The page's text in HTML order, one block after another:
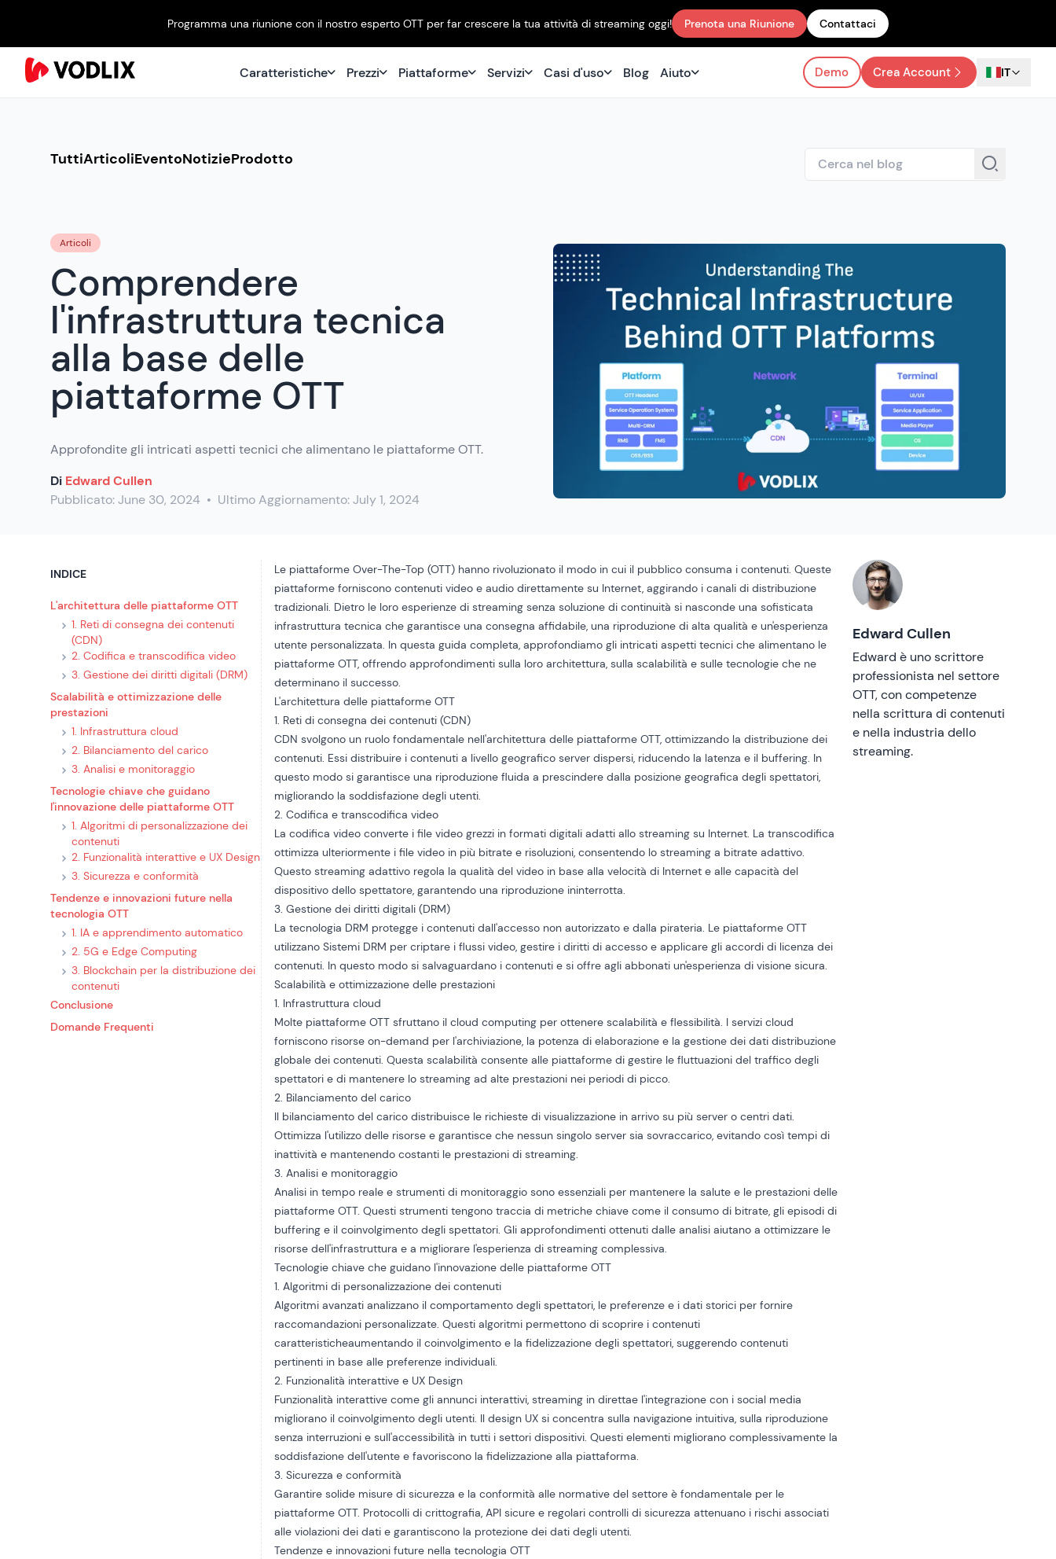
Programma una riunione con il nostro esperto OTT per far crescere la tua attività di streaming oggi! Prenota una Riunione Contattaci
Caratteristiche Prezzi Piattaforme Servizi Casi d'uso Blog Aiuto Demo Crea Account IT
TuttiArticoliEventoNotizieProdotto
Articoli
Comprendere
l'infrastruttura tecnica
alla base delle
piattaforme OTT
Approfondite gli intricati aspetti tecnici che alimentano le piattaforme OTT.
Di Edward Cullen
Pubblicato:June 30, 2024 • Ultimo Aggiornamento:July 1, 2024
INDICE
L'architettura delle piattaforme OTT
1. Reti di consegna dei contenuti
(CDN)
2. Codifica e transcodifica video
3. Gestione dei diritti digitali (DRM)
Scalabilità e ottimizzazione delle
prestazioni
1. Infrastruttura cloud
2. Bilanciamento del carico
3. Analisi e monitoraggio
Tecnologie chiave che guidano
l'innovazione delle piattaforme OTT
1. Algoritmi di personalizzazione dei
contenuti
2. Funzionalità interattive e UX Design
3. Sicurezza e conformità
Tendenze e innovazioni future nella
tecnologia OTT
1. IA e apprendimento automatico
2. 5G e Edge Computing
3. Blockchain per la distribuzione dei
contenuti
Conclusione
Domande Frequenti
Le piattaforme Over-The-Top (OTT) hanno rivoluzionato il modo in cui il pubblico consuma i contenuti. Queste
piattaforme forniscono contenuti video e audio direttamente su Internet, aggirando i canali di distribuzione
tradizionali. Dietro le loro esperienze di streaming senza soluzione di continuità si nasconde una sofisticata
infrastruttura tecnica che garantisce una consegna affidabile, una riproduzione di alta qualità e un'esperienza
utente personalizzata. In questa guida completa, approfondiamo gli intricati aspetti tecnici che alimentano le
piattaforme OTT, offrendo approfondimenti sulla loro architettura, sulla scalabilità e sulle tecnologie che ne
determinano il successo.
L'architettura delle piattaforme OTT
1. Reti di consegna dei contenuti (CDN)
CDNsvolgono un ruolo fondamentale nell'architettura delle piattaforme OTT, ottimizzando la distribuzione dei
contenuti. Essidistribuire i contenuti a livello geografico server dispersi, riducendo la latenza e il buffering. In
questo modo si garantisce una riproduzione fluida a prescindere dalla posizione geografica degli spettatori,
migliorando la soddisfazione degli utenti.
2. Codifica e transcodifica video
La codifica video converte i file video grezzi in formati digitali adatti allo streaming su Internet. La transcodifica
ottimizza ulteriormente i file video in più bitrate e risoluzioni, consentendo lo streaming a bitrate adattivo.
Questo streaming adattivo regola la qualità del video in base alla velocità di Internet e alle capacità del
dispositivo dello spettatore, garantendo una riproduzione ininterrotta.
3. Gestione dei diritti digitali (DRM)
La tecnologia DRM protegge i contenuti dall'accesso non autorizzato e dalla pirateria. Le piattaforme OTT
utilizzanoSistemi DRM per criptare i flussi video, gestire i diritti di accesso e applicare gli accordi di licenza dei
contenuti. In questo modo si salvaguardano i contenuti e si offre agli abbonati un'esperienza di visione sicura.
Scalabilità e ottimizzazione delle prestazioni
1. Infrastruttura cloud
Molte piattaforme OTT sfruttano il cloud computing per ottenere scalabilità e flessibilità. I servizi cloud
forniscono risorse on-demand per l'archiviazione, la potenza di elaborazione e la gestione dei datidistribuzione
globale dei contenuti. Questa scalabilità consente alle piattaforme di gestire le fluttuazioni del traffico degli
spettatori e di mantenere lo streaming ad alte prestazioni nei periodi di picco.
2. Bilanciamento del carico
Il bilanciamento del carico distribuisce le richieste di visualizzazione in arrivo su più server o centri dati.
Ottimizza l'utilizzo delle risorse e garantisce che nessun singolo server sia sovraccarico, evitando così tempi di
inattività e mantenendo costanti le prestazioni di streaming.
3. Analisi e monitoraggio
Analisi in tempo reale e strumenti di monitoraggio sono essenziali per mantenere la salute e le prestazioni delle
piattaforme OTT. Questi strumenti tengono traccia di metriche chiave come il consumo di bitrate, gli episodi di
buffering e il coinvolgimento degli spettatori. Gli approfondimenti ottenuti dalle analisi aiutano a ottimizzare le
risorse dell'infrastruttura e a migliorare l'esperienza di streaming complessiva.
Tecnologie chiave che guidano l'innovazione delle piattaforme OTT
1. Algoritmi di personalizzazione dei contenuti
Algoritmi avanzati analizzano il comportamento degli spettatori, le preferenze e i dati storici per fornire
raccomandazioni personalizzate. Questi algoritmi permettono di scoprire i contenuti
caratteristicheaumentando il coinvolgimento e la fidelizzazione degli spettatori, suggerendo contenuti
pertinenti in base alle preferenze individuali.
2. Funzionalità interattive e UX Design
Funzionalità interattive come gli annunci interattivi, streaming in direttae l'integrazione con i social media
migliorano il coinvolgimento degli utenti. Il design UX si concentra sulla navigazione intuitiva, sulla riproduzione
senza interruzioni e sull'accessibilità in tutti i settoridispositivi. Questi elementi migliorano complessivamente la
soddisfazione dell'utente e favoriscono la fidelizzazione alla piattaforma.
3. Sicurezza e conformità
Garantire solide misure di sicurezza e la conformità alle normative del settore è fondamentale per le
piattaforme OTT. Protocolli di crittografia, API sicure e regolari controlli di sicurezza attenuano i rischi associati
alle violazioni dei dati e garantiscono la protezione dei dati degli utenti.
Tendenze e innovazioni future nella tecnologia OTT
Edward Cullen
Edward è uno scrittore
professionista nel settore
OTT, con competenze
nella scrittura di contenuti
e nella industria dello
streaming.